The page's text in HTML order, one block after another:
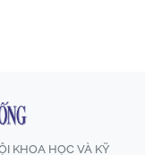
KHOA HỌC VÀ KỸ